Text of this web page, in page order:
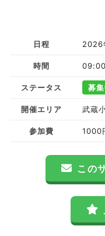
日程 2026
時間
ステータス 募
開催エリア 武蔵
参加費 1000
この